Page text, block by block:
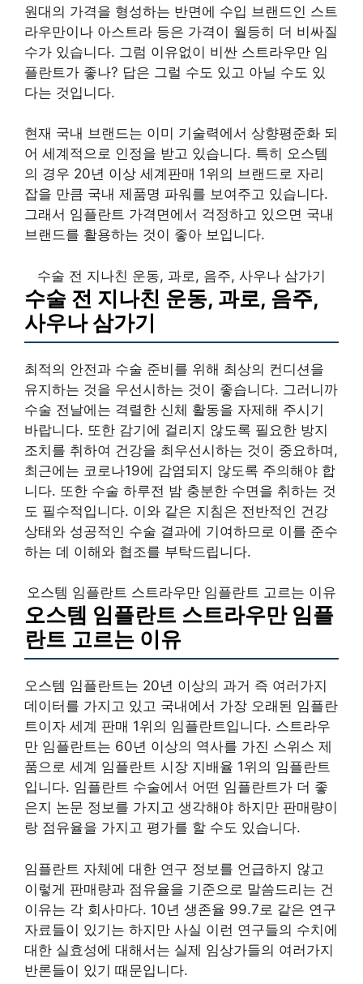
원대의 가격을 형성하는 반면에 수입 브랜드인 스트
라우만이나 아스트라 등은 가격이 월등히 더 비싸질
수가 있습니다. 그럼 이유없이 비싼 스트라우만 임
플란트가 좋나? 답은 그럴 수도 있고 아닐 수도 있
다는 것입니다.
현재 국내 브랜드는 이미 기술력에서 상향평준화 되
어 세계적으로 인정을 받고 있습니다. 특히 오스템
의 경우 20년 이상 세계판매 1위의 브랜드로 자리
잡을 만큼 국내 제품명 파워를 보여주고 있습니다.
그래서 임플란트 가격면에서 걱정하고 있으면 국내
브랜드를 활용하는 것이 좋아 보입니다.
수술 전 지나친 운동, 과로, 음주, 사우나 삼가기
수술 전 지나친 운동, 과로, 음주,
사우나 삼가기
최적의 안전과 수술 준비를 위해 최상의 컨디션을
유지하는 것을 우선시하는 것이 좋습니다. 그러니까
수술 전날에는 격렬한 신체 활동을 자제해 주시기
바랍니다. 또한 감기에 걸리지 않도록 필요한 방지
조치를 취하여 건강을 최우선시하는 것이 중요하며,
최근에는 코로나19에 감염되지 않도록 주의해야 합
니다. 또한 수술 하루전 밤 충분한 수면을 취하는 것
도 필수적입니다. 이와 같은 지침은 전반적인 건강
상태와 성공적인 수술 결과에 기여하므로 이를 준수
하는 데 이해와 협조를 부탁드립니다.
오스템 임플란트 스트라우만 임플란트 고르는 이유
오스템 임플란트 스트라우만 임플
란트 고르는 이유
오스템 임플란트는 20년 이상의 과거 즉 여러가지
데이터를 가지고 있고 국내에서 가장 오래된 임플란
트이자 세계 판매 1위의 임플란트입니다. 스트라우
만 임플란트는 60년 이상의 역사를 가진 스위스 제
품으로 세계 임플란트 시장 지배율 1위의 임플란트
입니다. 임플란트 수술에서 어떤 임플란트가 더 좋
은지 논문 정보를 가지고 생각해야 하지만 판매량이
랑 점유율을 가지고 평가를 할 수도 있습니다.
임플란트 자체에 대한 연구 정보를 언급하지 않고
이렇게 판매량과 점유율을 기준으로 말씀드리는 건
이유는 각 회사마다. 10년 생존율 99.7로 같은 연구
자료들이 있기는 하지만 사실 이런 연구들의 수치에
대한 실효성에 대해서는 실제 임상가들의 여러가지
반론들이 있기 때문입니다.